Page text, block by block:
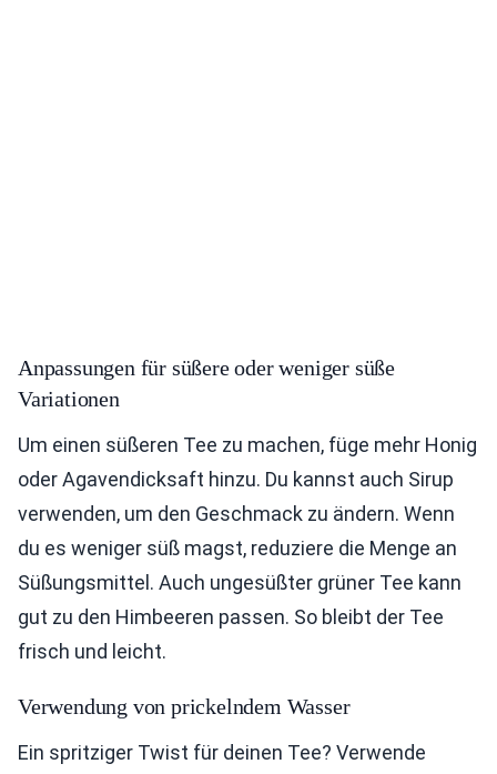
Anpassungen für süßere oder weniger süße
Variationen
Um einen süßeren Tee zu machen, füge mehr Honig
oder Agavendicksaft hinzu. Du kannst auch Sirup
verwenden, um den Geschmack zu ändern. Wenn
du es weniger süß magst, reduziere die Menge an
Süßungsmittel. Auch ungesüßter grüner Tee kann
gut zu den Himbeeren passen. So bleibt der Tee
frisch und leicht.
Verwendung von prickelndem Wasser
Ein spritziger Twist für deinen Tee? Verwende